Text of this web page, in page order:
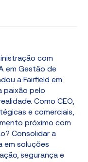
com
em Gestão de
a Fairfield em
paixão pelo
Como CEO,
e comerciais,
próximo com
Consolidar a
em soluções
segurança e